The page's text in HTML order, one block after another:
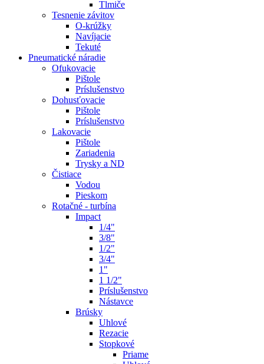
Tlmiče
Tesnenie závitov
O-krúžky
Navíjacie
Tekuté
Pneumatické náradie
Ofukovacie
Pištole
Príslušenstvo
Dohusťovacie
Pištole
Príslušenstvo
Lakovacie
Pištole
Zariadenia
Trysky a ND
Čistiace
Vodou
Pieskom
Rotačné - turbína
Impact
1/4"
3/8"
1/2"
3/4"
1"
1 1/2"
Príslušenstvo
Nástavce
Brúsky
Uhlové
Rezacie
Stopkové
Priame